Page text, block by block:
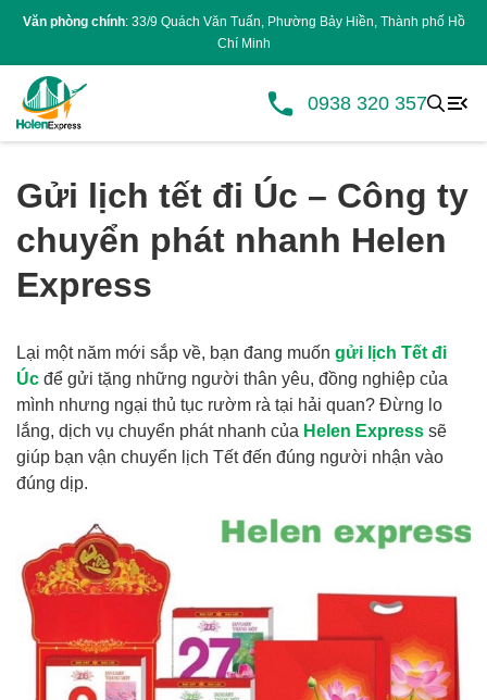
Văn phòng chính: 33/9 Quách Văn Tuấn, Phường Bảy Hiền, Thành phố Hồ
Chí Minh
0938 320 357
Gửi lịch tết đi Úc – Công ty
chuyển phát nhanh Helen
Express
Lại một năm mới sắp về, bạn đang muốn gửi lịch Tết đi
Úc để gửi tặng những người thân yêu, đồng nghiệp của
mình nhưng ngại thủ tục rườm rà tại hải quan? Đừng lo
lắng, dịch vụ chuyển phát nhanh của Helen Express sẽ
giúp bạn vận chuyển lịch Tết đến đúng người nhận vào
đúng dịp.